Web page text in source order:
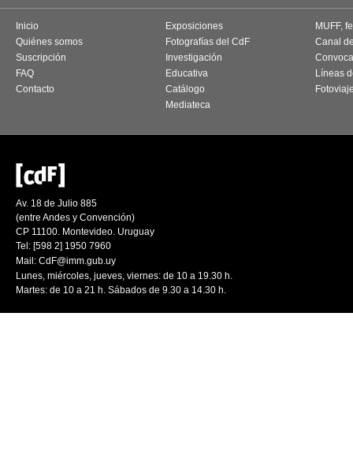
Inicio
Quiénes somos
Suscripción
FAQ
Contacto
Exposiciones
Fotografías del CdF
Investigación
Educativa
Catálogo
Mediateca
MUFF,
Canal
Líneas
Av. 18 de Julio 885
(entre Andes y Convención)
CP 11100. Montevideo. Uruguay
Tel: [598 2] 1950 7960
Mail: CdF@imm.gub.uy
Lunes, miércoles, jueves, viernes: de 10 a 19.30 h.
Martes: de 10 a 21 h. Sábados de 9.30 a 14.30 h.